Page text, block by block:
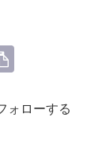
ォローする